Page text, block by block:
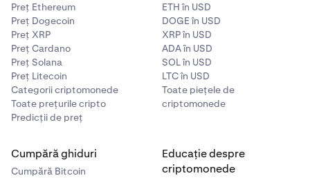
Preț Ethereum
Preț Dogecoin
Preț XRP
Preț Cardano
Preț Solana
Preț Litecoin
Categorii criptomonede
Toate prețurile cripto
Predicții de preț
ETH în USD
DOGE în USD
XRP în USD
ADA în USD
SOL în USD
LTC în USD
Toate piețele de
criptomonede
Cumpără ghiduri
Cumpără Bitcoin
Educație despre
criptomonede